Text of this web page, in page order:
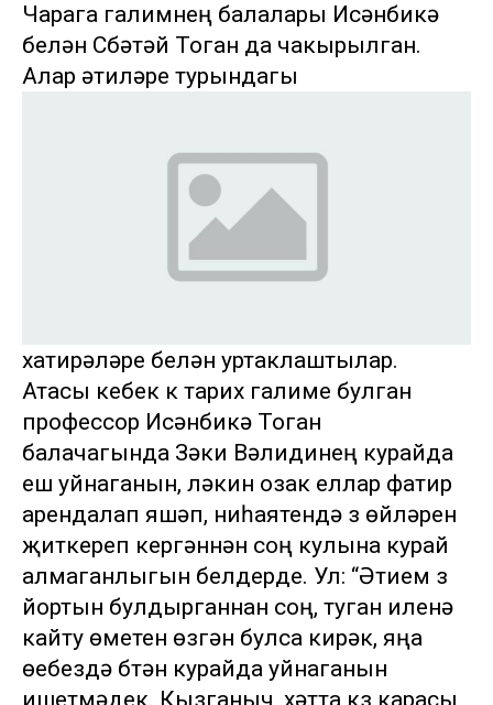
Чарага галимнең балалары Исәнбикә
белән Сүбәтәй Тоган да чакырылган.
Алар әтиләре турындагы
хатирәләре белән уртаклаштылар.
Атасы кебек үк тарих галиме булган
профессор Исәнбикә Тоган
балачагында Зәки Вәлидинең курайда
еш уйнаганын, ләкин озак еллар фатир
арендалап яшәп, ниһаятендә үз өйләрен
җиткереп кергәннән соң кулына курай
алмаганлыгын белдерде. Ул: “Әтием үз
йортын булдырганнан соң, туган иленә
кайту өметен өзгән булса кирәк, яңа
өебездә бүтән курайда уйнаганын
ишетмәдек. Кызганыч, хәтта күз карасы